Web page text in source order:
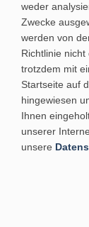
weder
Zwecke
werden von
Richtlinie
trotzdem mit
Startseite auf
hingewiesen
Ihnen
unserer
unsere